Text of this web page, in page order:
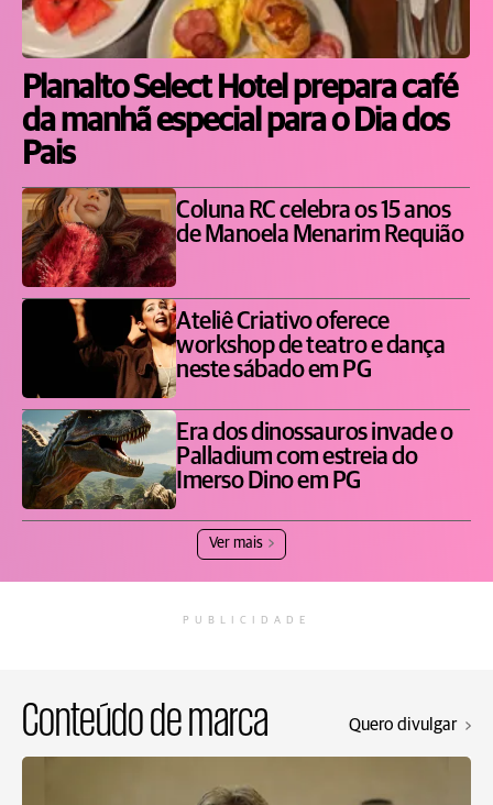
Planalto Select Hotel prepara café
da manhã especial para o Dia dos
Pais
Coluna RC celebra os 15 anos
de Manoela Menarim Requião
Ateliê Criativo oferece
workshop de teatro e dança
neste sábado em PG
Era dos dinossauros invade o
Palladium com estreia do
Imerso Dino em PG
Ver mais
PUBLICIDADE
Conteúdo de marca Quero divulgar